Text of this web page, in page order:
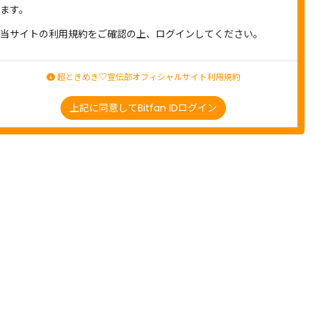
ます。
当サイトの利用規約をご確認の上、ログインしてください。
超ときめき♡宣伝部オフィシャルサイト利用規約
上記に同意してBitfan IDログイン